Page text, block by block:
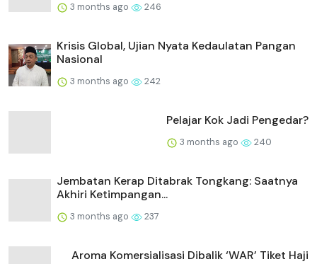
3 months ago 246
Krisis Global, Ujian Nyata Kedaulatan Pangan
Nasional
3 months ago 242
Pelajar Kok Jadi Pengedar?
3 months ago 240
Jembatan Kerap Ditabrak Tongkang: Saatnya
Akhiri Ketimpangan...
3 months ago 237
Aroma Komersialisasi Dibalik ‘WAR’ Tiket Haji